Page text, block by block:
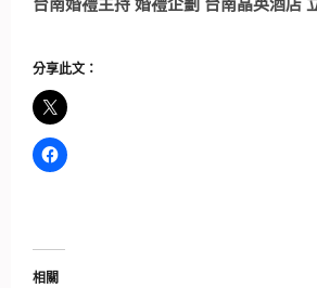
分享此文：
相關